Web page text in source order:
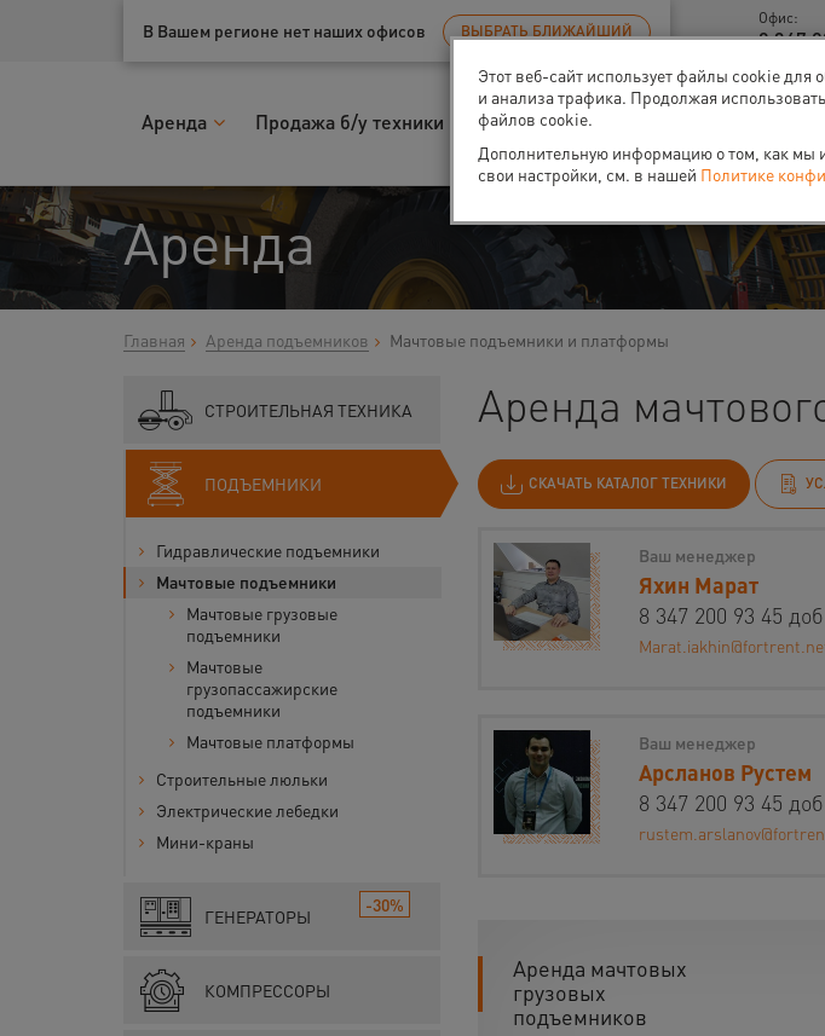
Ваш город:Уфа
В Вашем регионе нет наших офисов ВЫБРАТЬ БЛИЖАЙШИЙ
Офис:
8 347
Аренда Продажа б/у техники Запчасти
Аренда
Главная Аренда подъемников Мачтовые подъемники и платформы
СТРОИТЕЛЬНАЯ ТЕХНИКА
ПОДЪЕМНИКИ
Гидравлические подъемники
Мачтовые подъемники
Мачтовые грузовые
подъемники
Мачтовые
грузопассажирские
подъемники
Мачтовые платформы
Строительные люльки
Электрические лебедки
Мини-краны
ГЕНЕРАТОРЫ
-30%
КОМПРЕССОРЫ
Аренда
СКАЧАТЬ КАТАЛОГ ТЕХНИКИ
Ваш менеджер
Яхин Марат
8 347 200 93 45
Ваш менеджер
Арсланов Рустем
8 347 200 93 45
Аренда мачтовых
грузовых
подъемников
Этот веб-сайт использует файлы cookie для
и анализа трафика. Продолжая
файлов cookie.
Дополнительную информацию о том, как мы
свои настройки, см. в нашей Политике